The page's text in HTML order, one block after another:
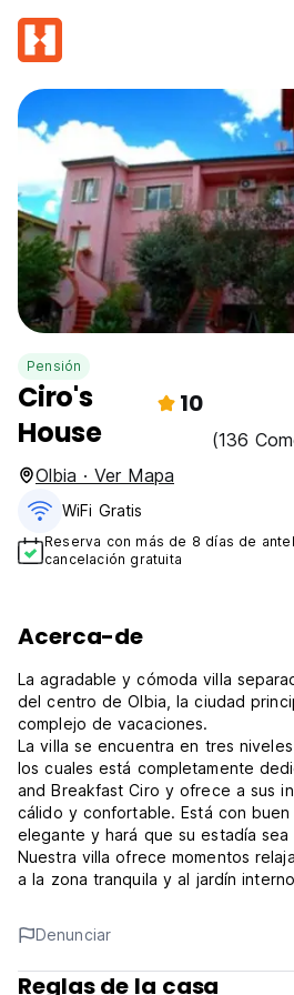
Pensión
Ciro's
House
10
(136
Olbia · Ver Mapa
WiFi Gratis
Reserva con más de 8 días de
cancelación gratuita
Acerca-de
La agradable y cómoda villa
del centro de Olbia, la ciudad
complejo de vacaciones.
La villa se encuentra en tres
los cuales está completamente
and Breakfast Ciro y ofrece a sus
cálido y confortable. Está con
elegante y hará que su estadía
Nuestra villa ofrece momentos
a la zona tranquila y al jardín
El jardín de la casa del desayuno
plantas y flores típicas de la
buen libro para la sombra y en la
trabajar para que coompuve con el
Denunciar
Reglas de la casa